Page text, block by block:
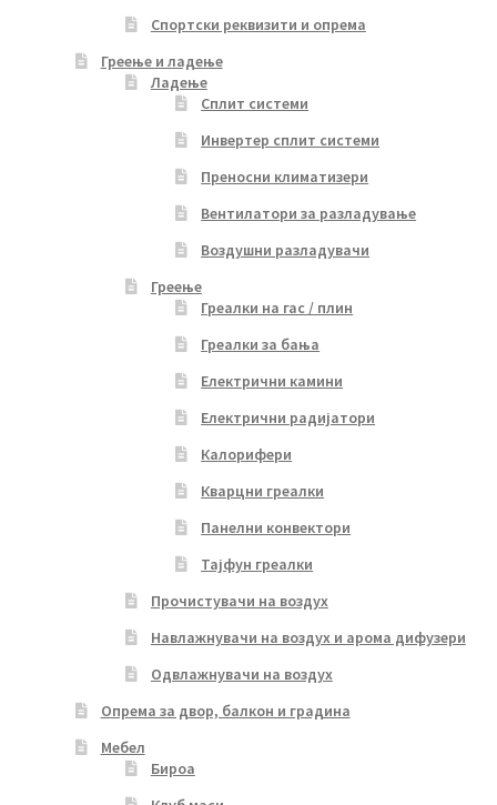
Спортски реквизити и опрема
Греење и ладење
Ладење
Сплит системи
Инвертер сплит системи
Преносни климатизери
Вентилатори за разладување
Воздушни разладувачи
Греење
Греалки на гас / плин
Греалки за бања
Електрични камини
Електрични радијатори
Калорифери
Кварцни греалки
Панелни конвектори
Тајфун греалки
Прочистувачи на воздух
Навлажнувачи на воздух и арома дифузери
Одвлажнувачи на воздух
Опрема за двор, балкон и градина
Мебел
Бироа